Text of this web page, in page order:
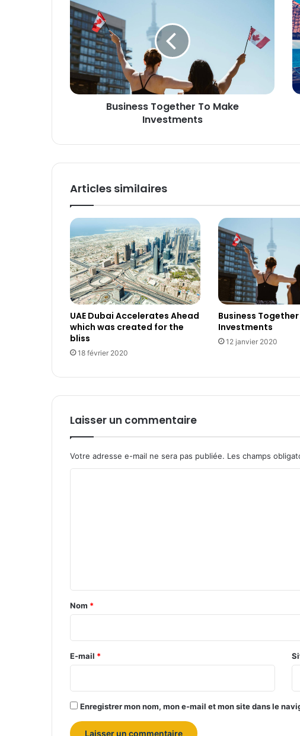
Together
To
Make
Investments
Business Together To Make
Investments
10
of
Articles similaires
UAE Dubai Accelerates Ahead
which was created for the
bliss
18 février 2020
Business
Investments
12 janvier 2020
Laisser un commentaire
Votre adresse e-mail ne sera pas publiée. Les champs
a
r
e
Nom *
E-mail *
Enregistrer mon nom, mon e-mail et mon site dans le